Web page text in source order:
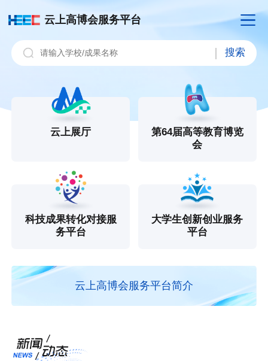
云上高博会服务平台
搜索
云上展厅
第64届高等教育博览
会
科技成果转化对接服
务平台
大学生创新创业服务
平台
云上高博会服务平台简介